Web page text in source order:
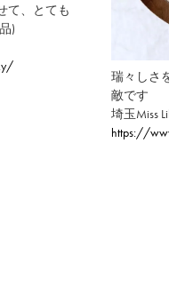
て、とても
)
瑞々しさ
敵です
埼玉Miss
https://